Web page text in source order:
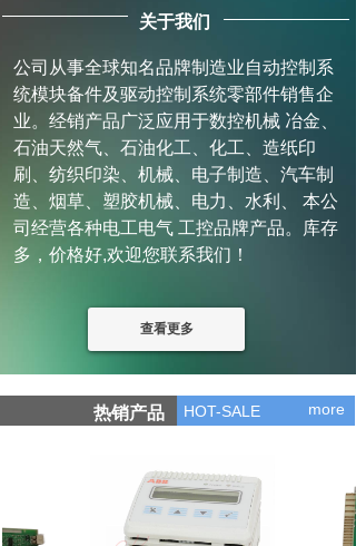
关于我们
公司从事全球知名品牌制造业自动控制系
统模块备件及驱动控制系统零部件销售企
业。经销产品广泛应用于数控机械 冶金、
石油天然气、石油化工、化工、造纸印
刷、纺织印染、机械、电子制造、汽车制
造、烟草、塑胶机械、电力、水利、 本公
司经营各种电工电气 工控品牌产品。库存
多，价格好,欢迎您联系我们！
查看更多
more
热销产品 HOT-SALE